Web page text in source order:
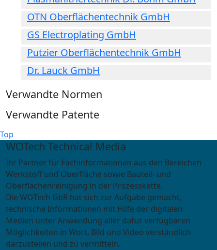
OTN Oberflächentechnik GmbH
GS Electroplating GmbH
Putzier Oberflächentechnik GmbH
Dr. Lauck GmbH
Verwandte Normen
Verwandte Patente
Top
WOTech Technical Media
Ihr Partner für Fachinformationen aus den Bereichen
Werkstoff und Oberfläche sowie Bauteil- und
Oberflächenreinigung in der Prozesskette.
Die WOTech GbR hat sich zur Aufgabe gemacht,
technische Informationen mit Hilfe der digitalen
Medien unter Anwendung aller dafür verfügbaren
Möglichkeiten in Wort, Bild und Video verständlich
darzustellen und zu vermitteln.